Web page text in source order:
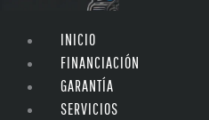
INICIO
FINANCIACIÓN
GARANTÍA
SERVICIOS